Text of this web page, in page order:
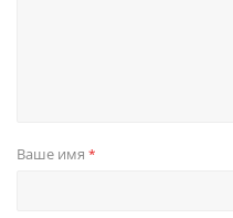
Ваше имя *